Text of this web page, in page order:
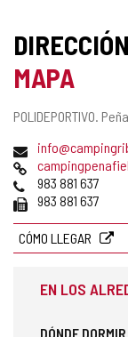
MAPA
Dirección
POLIDEPORTIVO.
Dirección
de
correo
electrónico
Página
Web
Teléfonos
983 881 637
Fax 983 881 637
CÓMO LLEGAR
EN LOS
DÓNDE DORMIR